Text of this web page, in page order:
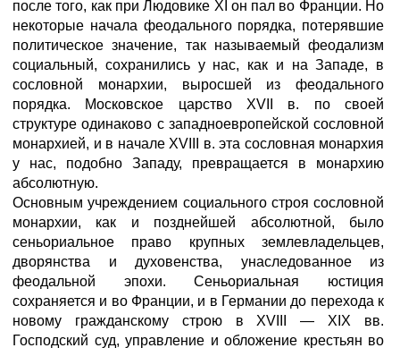
после того, как при Людовике XI он пал во Франции. Но
некоторые начала феодального порядка, потерявшие
политическое значение, так называемый феодализм
социальный, сохранились у нас, как и на Западе, в
сословной монархии, выросшей из феодального
порядка. Московское царство XVII в. по своей
структуре одинаково с западноевропейской сословной
монархией, и в начале XVIII в. эта сословная монархия
у нас, подобно Западу, превращается в монархию
абсолютную.
Основным учреждением социального строя сословной
монархии, как и позднейшей абсолютной, было
сеньориальное право крупных землевладельцев,
дворянства и духовенства, унаследованное из
феодальной эпохи. Сеньориальная юстиция
сохраняется и во Франции, и в Германии до перехода к
новому гражданскому строю в XVIII — XIX вв.
Господский суд, управление и обложение крестьян во